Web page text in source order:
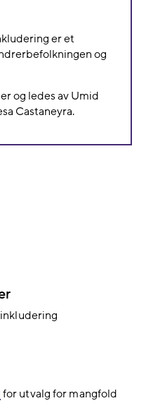
er et
og
og ledes av Umid
Castaneyra.
for utvalg for mangfold